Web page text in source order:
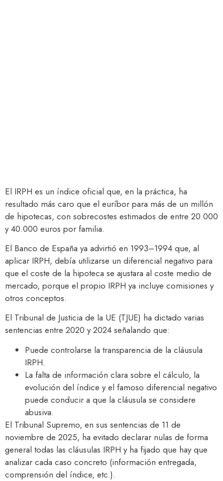
El IRPH es un índice oficial que, en la práctica, ha
resultado más caro que el euríbor para más de un millón
de hipotecas, con sobrecostes estimados de entre 20.000
y 40.000 euros por familia.
El Banco de España ya advirtió en 1993–1994 que, al
aplicar IRPH, debía utilizarse un diferencial negativo para
que el coste de la hipoteca se ajustara al coste medio de
mercado, porque el propio IRPH ya incluye comisiones y
otros conceptos.
El Tribunal de Justicia de la UE (TJUE) ha dictado varias
sentencias entre 2020 y 2024 señalando que:
Puede controlarse la transparencia de la cláusula
IRPH.
La falta de información clara sobre el cálculo, la
evolución del índice y el famoso diferencial negativo
puede conducir a que la cláusula se considere
abusiva.
El Tribunal Supremo, en sus sentencias de 11 de
noviembre de 2025, ha evitado declarar nulas de forma
general todas las cláusulas IRPH y ha fijado que hay que
analizar cada caso concreto (información entregada,
comprensión del índice, etc.).